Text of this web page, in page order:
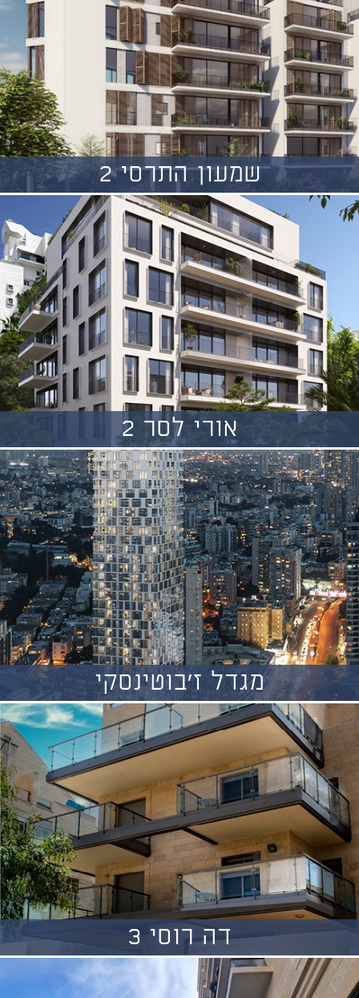
שמעון התרסי 2
אורי לסר 2
מגדל ז'בוטינסקי
דה רוסי 3